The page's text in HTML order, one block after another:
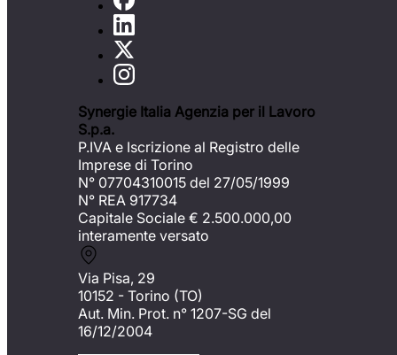
Synergie Italia Agenzia per il Lavoro
S.p.a.
P.IVA e Iscrizione al Registro delle
Imprese di Torino
N° 07704310015 del 27/05/1999
N° REA 917734
Capitale Sociale € 2.500.000,00
interamente versato
Via Pisa, 29
10152 - Torino (TO)
Aut. Min. Prot. n° 1207-SG del
16/12/2004